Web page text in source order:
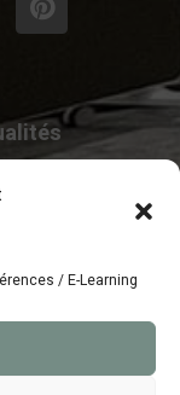
/ E-Learning